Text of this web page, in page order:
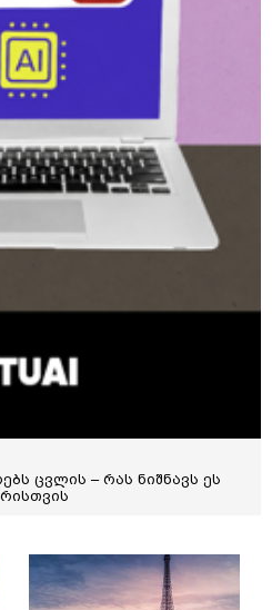
ცვლის – რას ნიშნავს ეს